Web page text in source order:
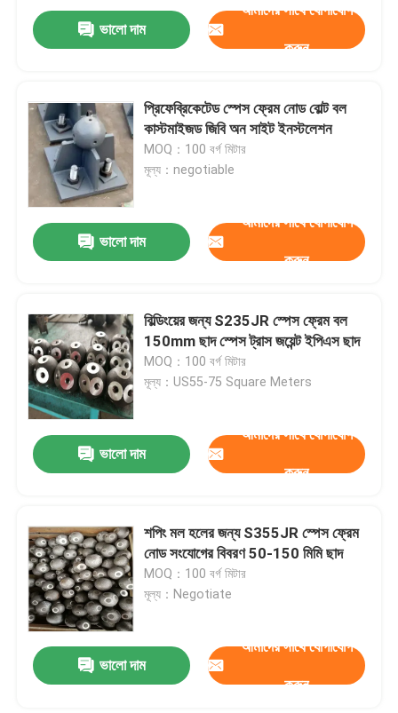
একটি বার্তা রেখে যান
আমরা শীঘ্রই আপনাকে আবার কল করব!
অ্যালুমিনিয়াম পর্দা প্রাচীর
ইস্পাত পোর্টাল ফ্রেম
ছাদের গম্বুজ স্কাইলাইট
টেনশন মেমব্রেন স্ট্রাকচার
স্টেডিয়াম ইস্পাত কাঠামো
গুদাম ছাদ গঠন
ধাতু ছাদ রক্ষণাবেক্ষণ
ভালো দাম
আমাদের সাথে যোগাযোগ
করুন
প্রিফেব্রিকেটেড স্পেস ফ্রেম নোড বোল্ট বল
কাস্টমাইজড জিবি অন সাইট ইনস্টলেশন
MOQ：100 বর্গ মিটার
মূল্য：negotiable
ভালো দাম
আমাদের সাথে যোগাযোগ
করুন
বিল্ডিংয়ের জন্য S235JR স্পেস ফ্রেম বল
150mm ছাদ স্পেস ট্রাস জয়েন্ট ইপিএস ছাদ
MOQ：100 বর্গ মিটার
মূল্য：US55-75 Square Meters
ভালো দাম
আমাদের সাথে যোগাযোগ
করুন
শপিং মল হলের জন্য S355JR স্পেস ফ্রেম
নোড সংযোগের বিবরণ 50-150 মিমি ছাদ
MOQ：100 বর্গ মিটার
মূল্য：Negotiate
ভালো দাম
আমাদের সাথে যোগাযোগ
করুন